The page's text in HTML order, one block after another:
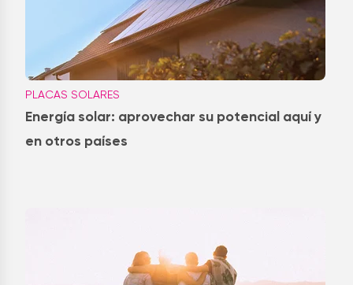
PLACAS SOLARES
Energía solar: aprovechar su potencial aquí y
en otros países